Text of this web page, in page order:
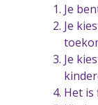
Je
Je
Je
Het is